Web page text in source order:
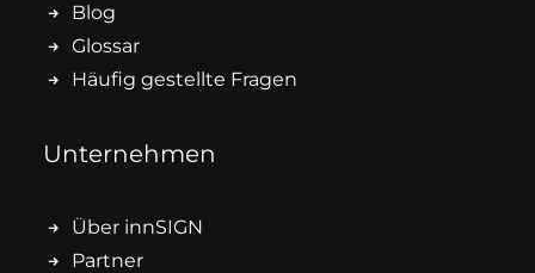
Blog
Glossar
Häufig gestellte Fragen
Unternehmen
Über innSIGN
Partner